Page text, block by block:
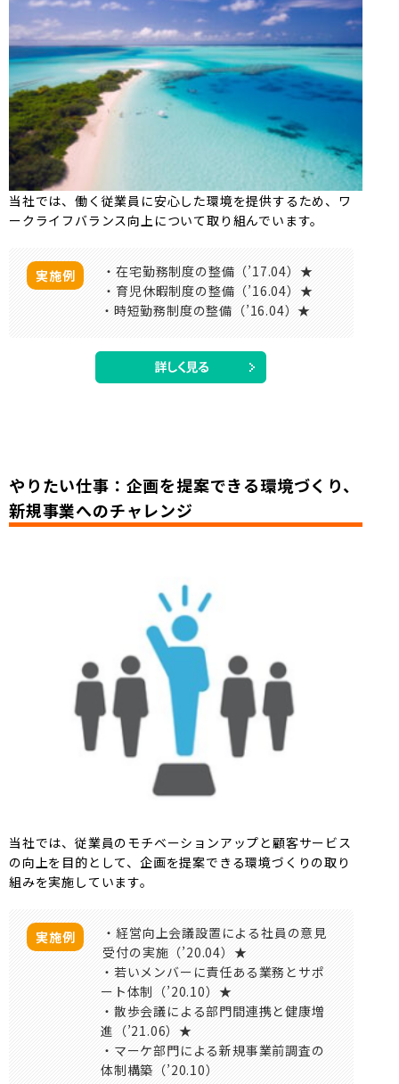
当社では、働く従業員に安心した環境を提供するため、ワ
ークライフバランス向上について取り組んでいます。
実施例
・在宅勤務制度の整備（’17.04）★
・育児休暇制度の整備（’16.04）★
・時短勤務制度の整備（’16.04）★
やりたい仕事：企画を提案できる環境づくり、
新規事業へのチャレンジ
当社では、従業員のモチベーションアップと顧客サービス
の向上を目的として、企画を提案できる環境づくりの取り
組みを実施しています。
実施例
・経営向上会議設置による社員の意見
受付の実施（’20.04）★
・若いメンバーに責任ある業務とサポ
ート体制（’20.10）★
・散歩会議による部門間連携と健康増
進（’21.06）★
・マーケ部門による新規事業前調査の
体制構築（’20.10）